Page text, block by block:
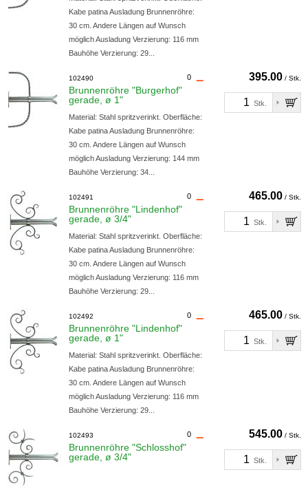
Kabe patina Ausladung Brunnenröhre:
30 cm. Andere Längen auf Wunsch
möglich Ausladung Verzierung: 116 mm
Bauhöhe Verzierung: 29...
0
102490
Brunnenröhre "Burgerhof"
gerade, ø 1"
Material: Stahl spritzverinkt. Oberfläche:
Kabe patina Ausladung Brunnenröhre:
30 cm. Andere Längen auf Wunsch
möglich Ausladung Verzierung: 144 mm
Bauhöhe Verzierung: 34...
395.00 / Stk.
Stk.
0
102491
Brunnenröhre "Lindenhof"
gerade, ø 3/4"
Material: Stahl spritzverinkt. Oberfläche:
Kabe patina Ausladung Brunnenröhre:
30 cm. Andere Längen auf Wunsch
möglich Ausladung Verzierung: 116 mm
Bauhöhe Verzierung: 29...
465.00 / Stk.
Stk.
0
102492
Brunnenröhre "Lindenhof"
gerade, ø 1"
Material: Stahl spritzverinkt. Oberfläche:
Kabe patina Ausladung Brunnenröhre:
30 cm. Andere Längen auf Wunsch
möglich Ausladung Verzierung: 116 mm
Bauhöhe Verzierung: 29...
465.00 / Stk.
Stk.
0
102493
Brunnenröhre "Schlosshof"
gerade, ø 3/4"
545.00 / Stk.
Stk.